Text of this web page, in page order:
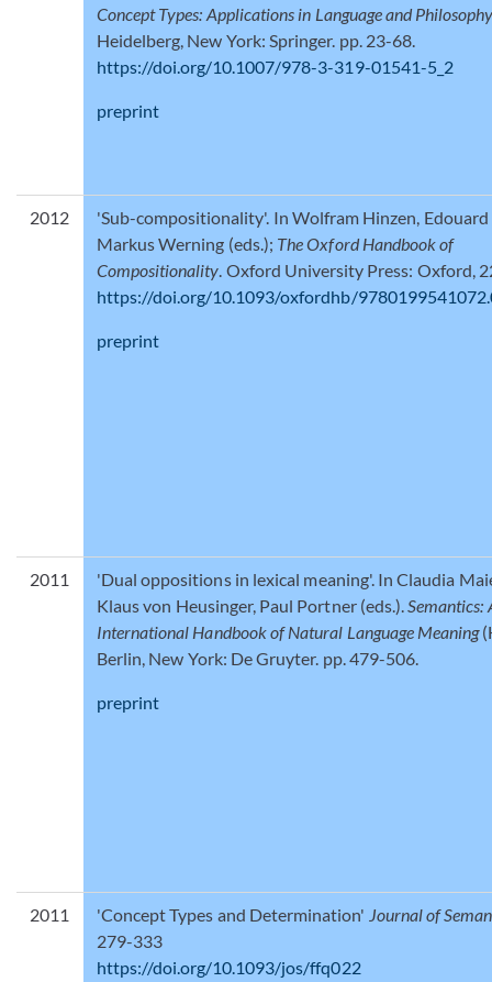
Concept Types: Applications in Language and
Heidelberg, New York: Springer. pp. 23-68.
https://doi.org/10.1007/978-3-319-01541-5_2
preprint
2012
'Sub-compositionality'. In Wolfram Hinzen, Edouard
Markus Werning (eds.); The Oxford Handbook of
Compositionality. Oxford University Press: Oxford,
https://doi.org/10.1093/oxfordhb/
preprint
2011
'Dual oppositions in lexical meaning'. In Claudia
Klaus von Heusinger, Paul Portner (eds.).Semantics:
International Handbook of Natural Language Meaning
Berlin, New York: De Gruyter. pp. 479-506.
preprint
2011 'Concept Types and Determination' Journal of
279-333
https://doi.org/10.1093/jos/ffq022